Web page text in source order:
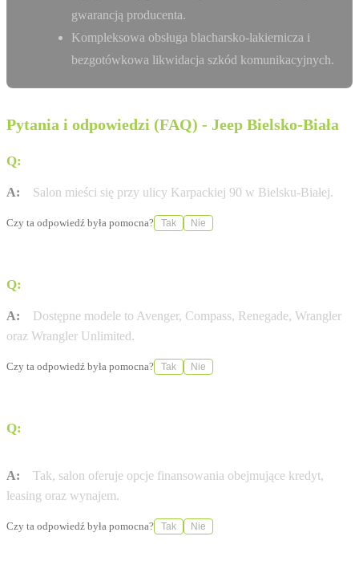
gwarancją producenta.
Kompleksowa obsługa blacharsko-lakiernicza i
bezgotówkowa likwidacja szkód komunikacyjnych.
Pytania i odpowiedzi (FAQ) - Jeep Bielsko-Biała
Q:
A: Salon mieści się przy ulicy Karpackiej 90 w Bielsku-Białej.
Czy ta odpowiedź była pomocna? Tak Nie
Q:
A:
Dostępne modele to Avenger, Compass, Renegade, Wrangler
oraz Wrangler Unlimited.
Czy ta odpowiedź była pomocna? Tak Nie
Q:
A:
Tak, salon oferuje opcje finansowania obejmujące kredyt,
leasing oraz wynajem.
Czy ta odpowiedź była pomocna? Tak Nie